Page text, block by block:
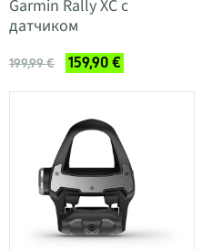
Garmin Rally XC с
датчиком
199,99 € 159,90 €